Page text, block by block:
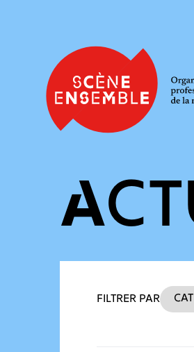
Filtres des actualités
FILTRER PAR